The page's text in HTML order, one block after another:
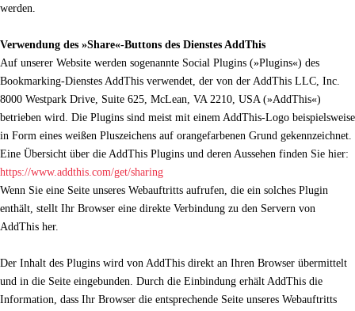
werden.
Verwendung des »Share«-Buttons des Dienstes AddThis
Auf unserer Website werden sogenannte Social Plugins (»Plugins«) des
Bookmarking-Dienstes AddThis verwendet, der von der AddThis LLC, Inc.
8000 Westpark Drive, Suite 625, McLean, VA 2210, USA (»AddThis«)
betrieben wird. Die Plugins sind meist mit einem AddThis-Logo beispielsweise
in Form eines weißen Pluszeichens auf orangefarbenen Grund gekennzeichnet.
Eine Übersicht über die AddThis Plugins und deren Aussehen finden Sie hier:
https://www.addthis.com/get/sharing
Wenn Sie eine Seite unseres Webauftritts aufrufen, die ein solches Plugin
enthält, stellt Ihr Browser eine direkte Verbindung zu den Servern von
AddThis her.
Der Inhalt des Plugins wird von AddThis direkt an Ihren Browser übermittelt
und in die Seite eingebunden. Durch die Einbindung erhält AddThis die
Information, dass Ihr Browser die entsprechende Seite unseres Webauftritts